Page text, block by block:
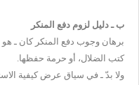
ب ـ دليل لزوم دفع المنكر
برهان وجوب دفع المنكر كان ـ هو
كتب الضلال، أو حرمة حفظها.
ولا بدّ ـ في سياق عرض كيفية